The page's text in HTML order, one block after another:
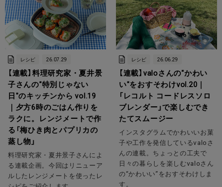
レシピ 26.07.29
【連載】料理研究家・夏井景
子さんの"特別じゃない
日"のキッチンから vol.19
｜夕方6時のごはん作りを
ラクに。レンジメートで作
る「梅ひき肉とパプリカの
蒸し物」
料理研究家・夏井景子さんによ
る連載企画。今回はリニューア
ルしたレンジメートを使ったレ
レシピ 26.06.29
【連載】valoさんの"かわい
い"をおすそわけvol.20｜
「レコルト コードレスソロ
ブレンダー」で楽しむでき
たてスムージー
インスタグラムでかわいいお菓
子や工作を発信しているvaloさ
んの連載。ちょっとの工夫で
日々の暮らしを楽しむvaloさん
の“かわいい”をおすそわけしま
す。